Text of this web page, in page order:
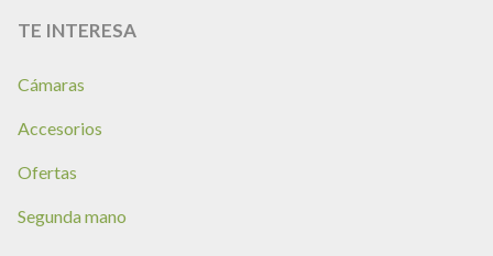
TE INTERESA
Cámaras
Accesorios
Ofertas
Segunda mano